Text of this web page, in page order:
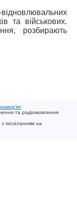
та військових.
розбирають
та радіомовлення
з посиланням на